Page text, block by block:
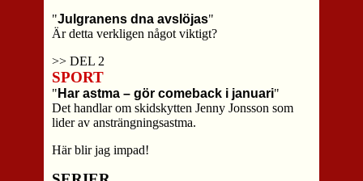
"Julgranens dna avslöjas"
Är detta verkligen något viktigt?
>> DEL 2
SPORT
" Har astma – gör comeback i januari"
Det handlar om skidskytten Jenny Jonsson som
lider av ansträngningsastma.
Här blir jag impad!